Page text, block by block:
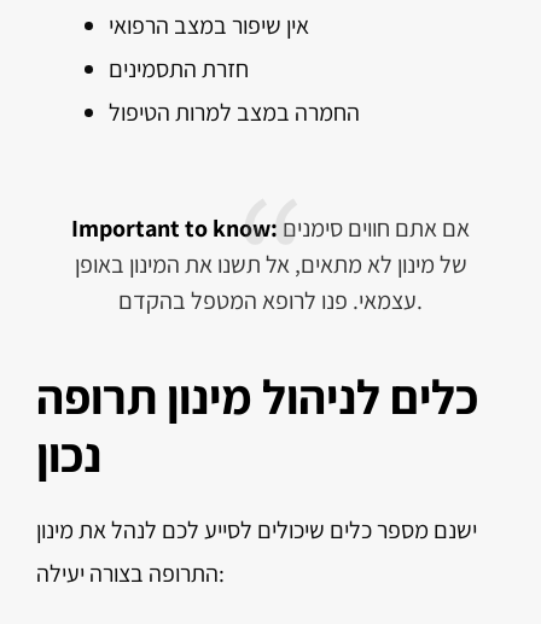
אין שיפור במצב הרפואי
חזרת התסמינים
החמרה במצב למרות הטיפול
Important to know:
של מינון לא מתאים, אל תשנו את המינון באופן
עצמאי. פנו לרופא המטפל בהקדם.
כלים לניהול מינון תרופה
נכון
ישנם מספר כלים שיכולים לסייע לכם לנהל את מינון
התרופה בצורה יעילה: